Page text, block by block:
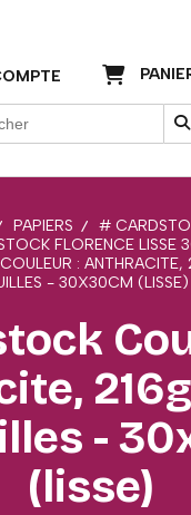
PAPIERS
#
FLORENCE LISSE
: ANTHRACITE,
- 30X30CM (LISSE)
-
(lisse)